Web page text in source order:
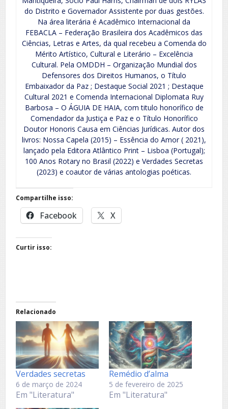
do Distrito e Governador Assistente por duas gestões.
Na área literária é Acadêmico Internacional da
FEBACLA – Federação Brasileira dos Acadêmicos das
Ciências, Letras e Artes, da qual recebeu a Comenda do
Mérito Artístico, Cultural e Literário – Excelência
Cultural. Pela OMDDH – Organização Mundial dos
Defensores dos Direitos Humanos, o Título
Embaixador da Paz ; Destaque Social 2021 ; Destaque
Cultural 2021 e Comenda Internacional Diplomata Ruy
Barbosa – O ÁGUIA DE HAIA, com titulo honorífico de
Comendador da Justiça e Paz e o Título Honorífico
Doutor Honoris Causa em Ciências Jurídicas. Autor dos
livros: Nossa Capela (2015) – Essência do Amor ( 2021),
lançado pela Editora Atlântico Print – Lisboa (Portugal);
100 Anos Rotary no Brasil (2022) e Verdades Secretas
(2023) e coautor de várias antologias poéticas.
Compartilhe isso:
Facebook X
Curtir isso:
Relacionado
Verdades secretas
6 de março de 2024
Em "Literatura"
Remédio d’alma
5 de fevereiro de 2025
Em "Literatura"